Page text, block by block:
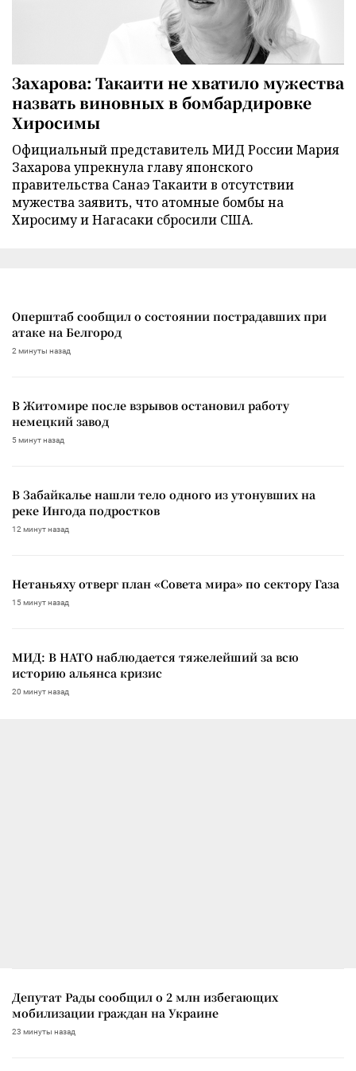
Захарова: Такаити не хватило мужества
назвать виновных в бомбардировке
Хиросимы
Официальный представитель МИД России Мария
Захарова упрекнула главу японского
правительства Санаэ Такаити в отсутствии
мужества заявить, что атомные бомбы на
Хиросиму и Нагасаки сбросили США.
Оперштаб сообщил о состоянии пострадавших при
атаке на Белгород
2 минуты назад
В Житомире после взрывов остановил работу
немецкий завод
5 минут назад
В Забайкалье нашли тело одного из утонувших на
реке Ингода подростков
12 минут назад
Нетаньяху отверг план «Совета мира» по сектору Газа
15 минут назад
МИД: В НАТО наблюдается тяжелейший за всю
историю альянса кризис
20 минут назад
Депутат Рады сообщил о 2 млн избегающих
мобилизации граждан на Украине
23 минуты назад